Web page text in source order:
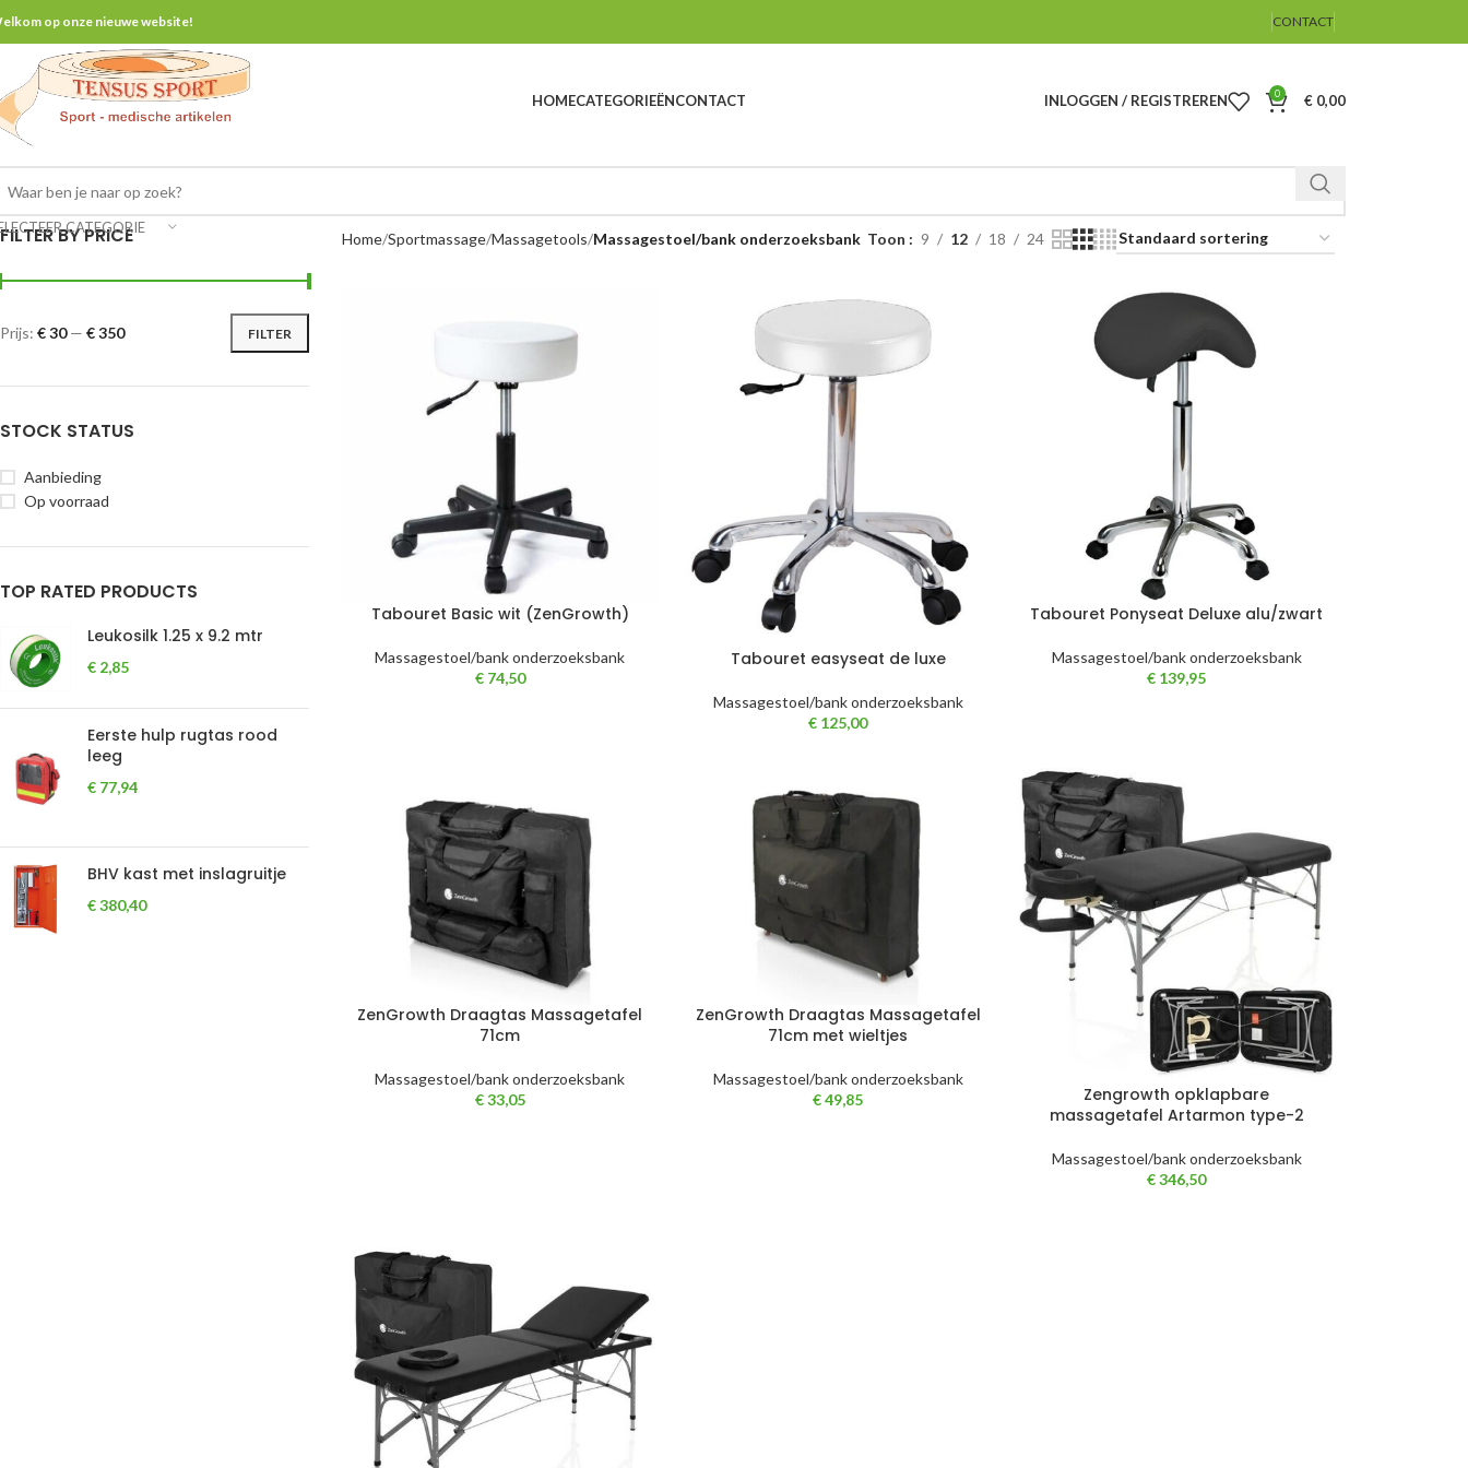
op onze nieuwe website! CONTACT
HOMECATEGORIEËNCONTACT INLOGGEN / REGISTREREN 0 € 0,00
CATEGORIE
FILTER BY PRICE
FILTER
Prijs: € 30— € 350
STOCK STATUS
Aanbieding
Op voorraad
TOP RATED PRODUCTS
Leukosilk 1.25 x 9.2 mtr
€ 2,85
Eerste hulp rugtas rood
leeg
€ 77,94
BHV kast met inslagruitje
€380,40
Home Sportmassage Massagetools Massagestoel/bank onderzoeksbank Toon 9 12 18 24
Tabouret Basic wit (ZenGrowth)
Massagestoel/bank onderzoeksbank
€74,50
Tabouret easyseat de luxe
Massagestoel/bank onderzoeksbank
€ 125,00
Tabouret Ponyseat Deluxe alu/zwart
Massagestoel/bank onderzoeksbank
€ 139,95
ZenGrowth Draagtas Massagetafel
71cm
Massagestoel/bank onderzoeksbank
€33,05
ZenGrowth Draagtas Massagetafel
71cm met wieltjes
Massagestoel/bank onderzoeksbank
€49,85
Zengrowth opklapbare
massagetafel Artarmon type-2
Massagestoel/bank onderzoeksbank
€346,50